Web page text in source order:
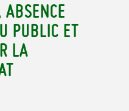
PUBLIC ET
LA